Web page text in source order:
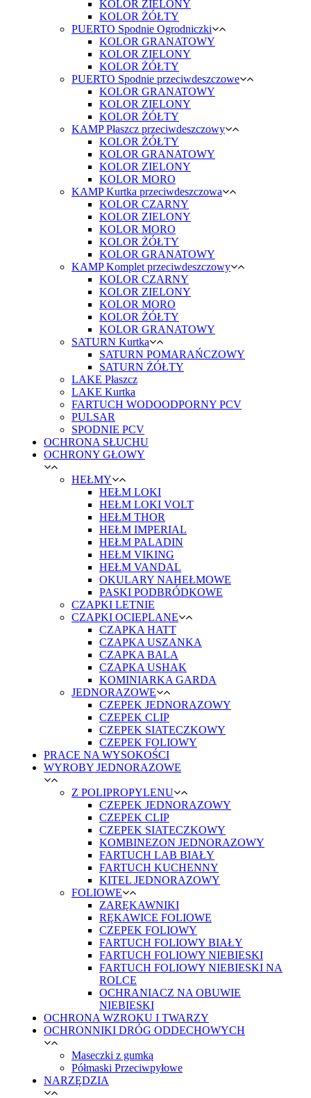
KOLOR ZIELONY
KOLOR ŻÓŁTY
PUERTO Spodnie Ogrodniczki
KOLOR GRANATOWY
KOLOR ZIELONY
KOLOR ŻÓŁTY
PUERTO Spodnie przeciwdeszczowe
KOLOR GRANATOWY
KOLOR ZIELONY
KOLOR ŻÓŁTY
KAMP Płaszcz przeciwdeszczowy
KOLOR ŻÓŁTY
KOLOR GRANATOWY
KOLOR ZIELONY
KOLOR MORO
KAMP Kurtka przeciwdeszczowa
KOLOR CZARNY
KOLOR ZIELONY
KOLOR MORO
KOLOR ŻÓŁTY
KOLOR GRANATOWY
KAMP Komplet przeciwdeszczowy
KOLOR CZARNY
KOLOR ZIELONY
KOLOR MORO
KOLOR ŻÓŁTY
KOLOR GRANATOWY
SATURN Kurtka
SATURN POMARAŃCZOWY
SATURN ŻÓŁTY
LAKE Płaszcz
LAKE Kurtka
FARTUCH WODOODPORNY PCV
PULSAR
SPODNIE PCV
OCHRONA SŁUCHU
OCHRONY GŁOWY
HEŁMY
HEŁM LOKI
HEŁM LOKI VOLT
HEŁM THOR
HEŁM IMPERIAL
HEŁM PALADIN
HEŁM VIKING
HEŁM VANDAL
OKULARY NAHEŁMOWE
PASKI PODBRÓDKOWE
CZAPKI LETNIE
CZAPKI OCIEPLANE
CZAPKA HATT
CZAPKA USZANKA
CZAPKA BALA
CZAPKA USHAK
KOMINIARKA GARDA
JEDNORAZOWE
CZEPEK JEDNORAZOWY
CZEPEK CLIP
CZEPEK SIATECZKOWY
CZEPEK FOLIOWY
PRACE NA WYSOKOŚCI
WYROBY JEDNORAZOWE
Z POLIPROPYLENU
CZEPEK JEDNORAZOWY
CZEPEK CLIP
CZEPEK SIATECZKOWY
KOMBINEZON JEDNORAZOWY
FARTUCH LAB BIAŁY
FARTUCH KUCHENNY
KITEL JEDNORAZOWY
FOLIOWE
ZARĘKAWNIKI
RĘKAWICE FOLIOWE
CZEPEK FOLIOWY
FARTUCH FOLIOWY BIAŁY
FARTUCH FOLIOWY NIEBIESKI
FARTUCH FOLIOWY NIEBIESKI NA
ROLCE
OCHRANIACZ NA OBUWIE
NIEBIESKI
OCHRONA WZROKU I TWARZY
OCHRONNIKI DRÓG ODDECHOWYCH
Maseczki z gumką
Półmaski Przeciwpyłowe
NARZĘDZIA